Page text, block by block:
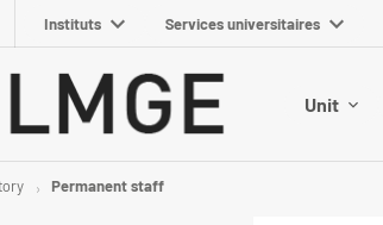
Instituts Services universitaires
Unit
Permanent staff